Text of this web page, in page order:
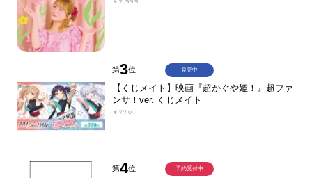
￥2,999
第3位
【くじメイト】映画『超かぐや姫！』超ファ
ンサ！ver. くじメイト
￥770
発売中
第4位 予約受付中